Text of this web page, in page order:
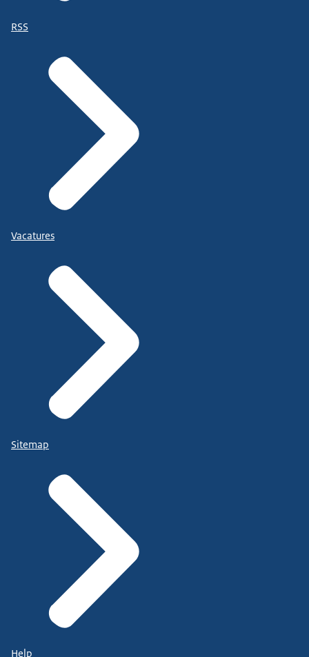
RSS
Vacatures
Sitemap
Help